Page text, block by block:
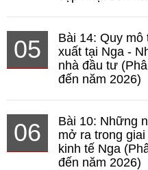
05
Bài 14: Quy
xuất tại Nga -
nhà đầu tư
đến năm 2026)
06
Bài 10: Những
mở ra trong
kinh tế Nga
đến năm 2026)